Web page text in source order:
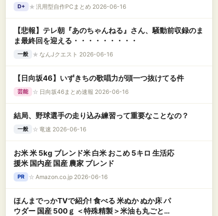
D+ ★ 汎用型自作PCまとめ 2026-06-16
【悲報】テレ朝『あのちゃんねる』さん、騒動前収録のま
ま最終回を迎える・・・・・・・・・
一般 ★ なんJクエスト 2026-06-16
【日向坂46】いずきちの歌唱力が頭一つ抜けてる件
芸能 ☆ 日向坂46まとめ速報 2026-06-16
結局、野球選手の走り込み練習って重要なことなの？
一般 ☆ 竜速 2026-06-16
お米 米 5kg ブレンド米 白米 おこめ 5キロ 生活応
援米 国内産 国産 農家 ブレンド
PR ☆ Amazon.co.jp 2026-06-16
ほんまでっかTVで紹介! 食べる 米ぬか ぬか床 パ
ウダー 国産 500ｇ ＜特殊精製＞米油も丸ごと精